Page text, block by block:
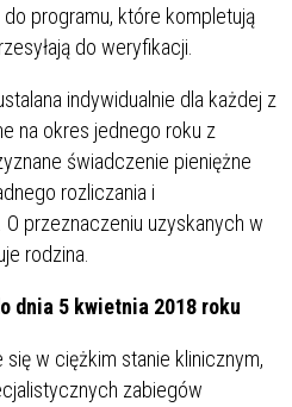
programu, które kompletują
do weryfikacji.
indywidualnie dla każdej z
na okres jednego roku z
świadczenie pieniężne
rozliczania i
przeznaczeniu uzyskanych w
rodzina.
dnia 5 kwietnia 2018 roku
w ciężkim stanie klinicznym,
zabiegów